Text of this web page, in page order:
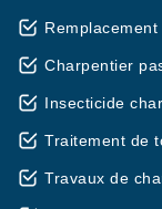
Charpentier
Insecticide
Traitement de
Travaux de